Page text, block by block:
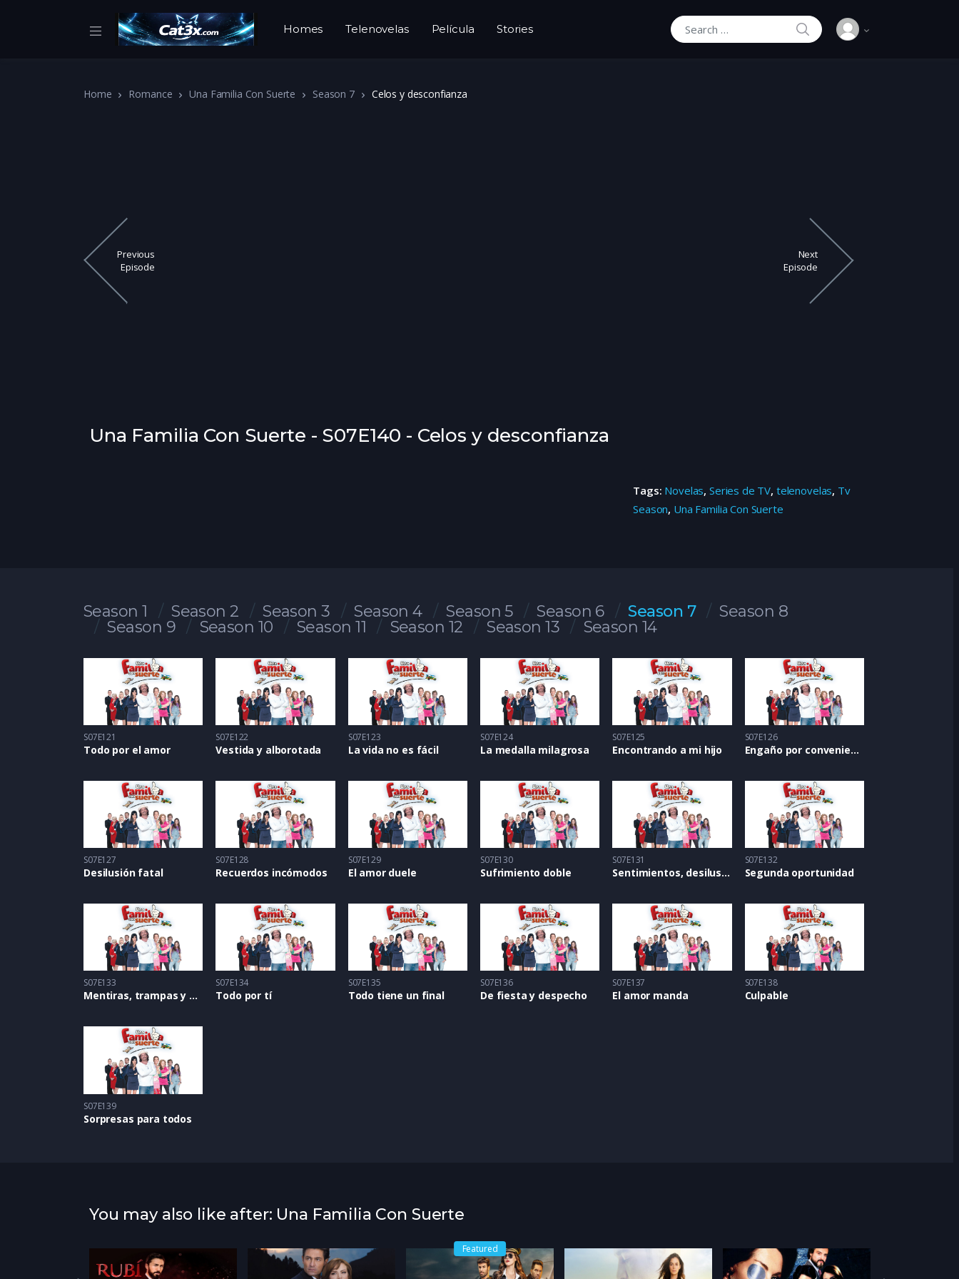
Homes Telenovelas Película Stories
Search for:
SEARCH
Home Romance Una Familia Con Suerte Season 7 Celos y desconfianza
Previous
Episode
Next
Episode
Una Familia Con Suerte - S07E140 - Celos y desconfianza
Tags: Novelas, Series de TV, telenovelas, Tv
Season, Una Familia Con Suerte
Season 1 Season 2 Season 3 Season 4 Season 5 Season 6 Season 7
Season 8
Season 9
Season 10 Season 11 Season 12 Season 13 Season 14
S07E121
Todo por el amor
S07E122
Vestida y alborotada
S07E123
La vida no es fácil
S07E124
La medalla milagrosa
S07E125
Encontrando a mi hijo
S07E126
Engaño por conveniencia
S07E127
Desilusión fatal
S07E128
Recuerdos incómodos
S07E129
El amor duele
S07E130
Sufrimiento doble
S07E131
Sentimientos, desilusiones y más
S07E132
Segunda oportunidad
S07E133
Mentiras, trampas y divorcio
S07E134
Todo por tí
S07E135
Todo tiene un final
S07E136
De fiesta y despecho
S07E137
El amor manda
S07E138
Culpable
S07E139
Sorpresas para todos
You may also like after: Una Familia Con Suerte
Featured